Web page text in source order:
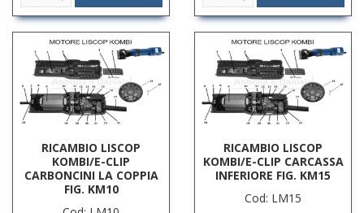
RICAMBIO LISCOP
KOMBI/E-CLIP
CARBONCINI LA COPPIA
FIG. KM10
RICAMBIO LISCOP
KOMBI/E-CLIP CARCASSA
INFERIORE FIG. KM15
Cod: LM15